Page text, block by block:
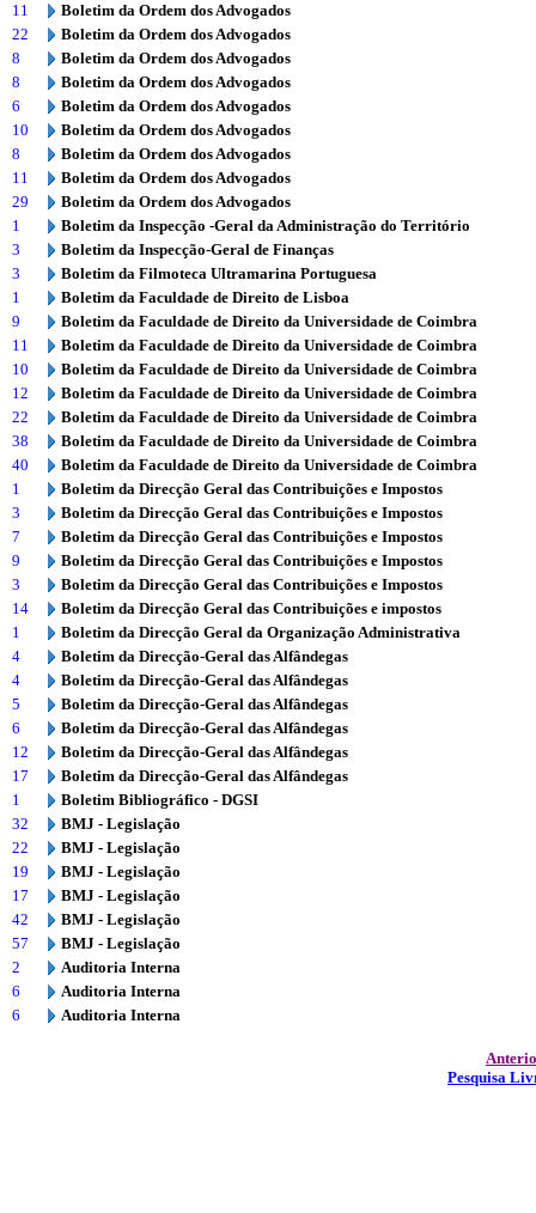
11
Boletim da Ordem dos Advogados
22
Boletim da Ordem dos Advogados
8
Boletim da Ordem dos Advogados
8
Boletim da Ordem dos Advogados
6
Boletim da Ordem dos Advogados
10
Boletim da Ordem dos Advogados
8
Boletim da Ordem dos Advogados
11
Boletim da Ordem dos Advogados
29
Boletim da Ordem dos Advogados
1
Boletim da Inspecção -Geral da Administração do Território
3
Boletim da Inspecção-Geral de Finanças
3
Boletim da Filmoteca Ultramarina Portuguesa
1
Boletim da Faculdade de Direito de Lisboa
9
Boletim da Faculdade de Direito da Universidade de Coimbra
11
Boletim da Faculdade de Direito da Universidade de Coimbra
10
Boletim da Faculdade de Direito da Universidade de Coimbra
12
Boletim da Faculdade de Direito da Universidade de Coimbra
22
Boletim da Faculdade de Direito da Universidade de Coimbra
38
Boletim da Faculdade de Direito da Universidade de Coimbra
40
Boletim da Faculdade de Direito da Universidade de Coimbra
1
Boletim da Direcção Geral das Contribuições e Impostos
3
Boletim da Direcção Geral das Contribuições e Impostos
7
Boletim da Direcção Geral das Contribuições e Impostos
9
Boletim da Direcção Geral das Contribuições e Impostos
3
Boletim da Direcção Geral das Contribuições e Impostos
14
Boletim da Direcção Geral das Contribuições e impostos
1
Boletim da Direcção Geral da Organização Administrativa
4
Boletim da Direcção-Geral das Alfândegas
4
Boletim da Direcção-Geral das Alfândegas
5
Boletim da Direcção-Geral das Alfândegas
6
Boletim da Direcção-Geral das Alfândegas
12
Boletim da Direcção-Geral das Alfândegas
17
Boletim da Direcção-Geral das Alfândegas
1
Boletim Bibliográfico - DGSI
32
BMJ - Legislação
22
BMJ - Legislação
19
BMJ - Legislação
17
BMJ - Legislação
42
BMJ - Legislação
57
BMJ - Legislação
2
Auditoria Interna
6
Auditoria Interna
6
Auditoria Interna
Pesquisa